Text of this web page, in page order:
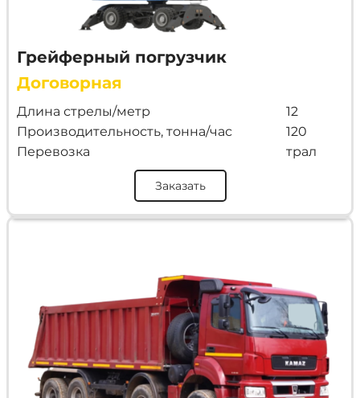
Грейферный погрузчик
Договорная
Длина стрелы/метр
Производительность, тонна/час
Перевозка
12
120
трал
Заказать